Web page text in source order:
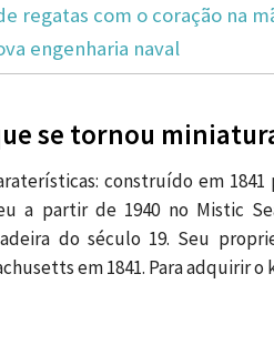
regatas com o coração na
engenharia naval
se tornou
construído em
a partir de 1940 no Mistic
do século 19. Seu
em 1841. Para adquirir